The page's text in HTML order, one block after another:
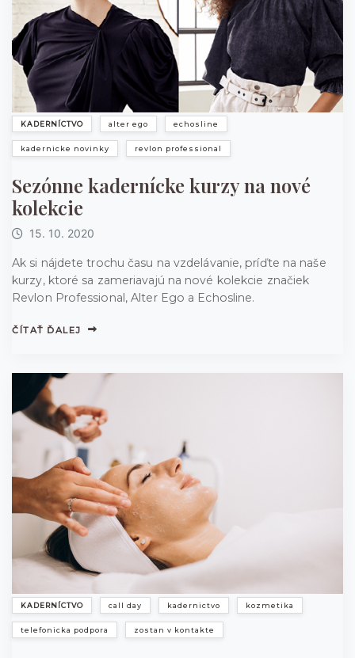
KADERNÍCTVO alter ego echosline
kadernicke novinky revlon professional
Sezónne kadernícke kurzy na nové
kolekcie
15. 10. 2020
Ak si nájdete trochu času na vzdelávanie, príďte na naše
kurzy, ktoré sa zameriavajú na nové kolekcie značiek
Revlon Professional, Alter Ego a Echosline.
ČÍTAŤ ĎALEJ
KADERNÍCTVO call day kadernictvo kozmetika
telefonicka podpora zostan v kontakte